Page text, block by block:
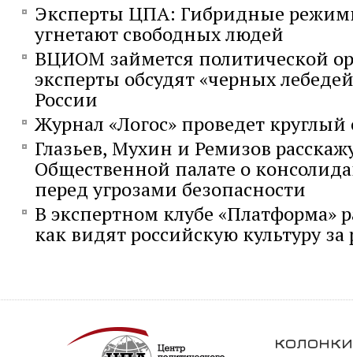
Эксперты ЦПА: Гибридные
угнетают свободных людей
ВЦИОМ займется политической
эксперты обсудят «черных
России
Журнал «Логос» проведет круглый
Глазьев, Мухин и Ремизов
Общественной палате о
перед угрозами безопасности
В экспертном клубе «Платформа»
как видят российскую культуру
колонки